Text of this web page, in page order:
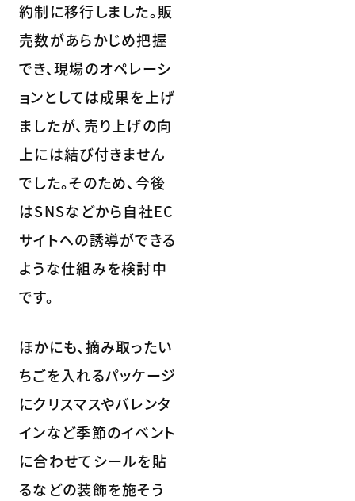
約制に移行しました。販
売数があらかじめ把握
でき、現場のオペレーシ
ョンとしては成果を上げ
ましたが、売り上げの向
上には結び付きません
でした。そのため、今後
はSNSなどから自社EC
サイトへの誘導ができる
ような仕組みを検討中
です。
ほかにも、摘み取ったい
ちごを入れるパッケージ
にクリスマスやバレンタ
インなど季節のイベント
に合わせてシールを貼
るなどの装飾を施そう